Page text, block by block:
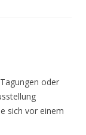
oder
sich vor einem